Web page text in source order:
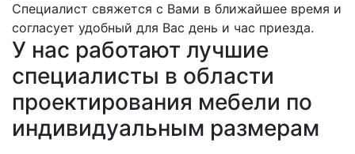
Специалист свяжется с Вами в ближайшее время и
согласует удобный для Вас день и час приезда.
У нас работают лучшие
специалисты в области
проектирования мебели по
индивидуальным размерам